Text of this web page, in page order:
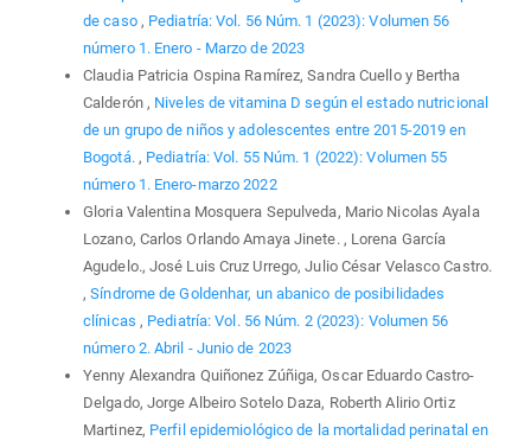
de caso , Pediatría: Vol. 56 Núm. 1 (2023): Volumen 56
número 1. Enero - Marzo de 2023
Claudia Patricia Ospina Ramírez, Sandra Cuello y Bertha
Calderón , Niveles de vitamina D según el estado nutricional
de un grupo de niños y adolescentes entre 2015-2019 en
Bogotá. , Pediatría: Vol. 55 Núm. 1 (2022): Volumen 55
número 1. Enero-marzo 2022
Gloria Valentina Mosquera Sepulveda, Mario Nicolas Ayala
Lozano, Carlos Orlando Amaya Jinete. , Lorena García
Agudelo., José Luis Cruz Urrego, Julio César Velasco Castro.
,Síndrome de Goldenhar, un abanico de posibilidades
clínicas , Pediatría: Vol. 56 Núm. 2 (2023): Volumen 56
número 2. Abril - Junio de 2023
Yenny Alexandra Quiñonez Zúñiga, Oscar Eduardo Castro-
Delgado, Jorge Albeiro Sotelo Daza, Roberth Alirio Ortiz
Martinez, Perfil epidemiológico de la mortalidad perinatal en